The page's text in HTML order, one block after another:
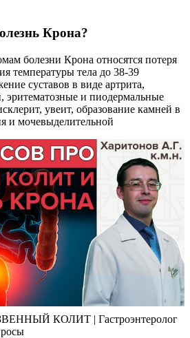
Крона?
болезни Крона относятся потеря
температуры тела до 38-39
суставов в виде артрита,
эритематозные и пиодермальные
увеит, образование камней в
и мочевыделительной
КОЛИТ | Гастроэнтеролог